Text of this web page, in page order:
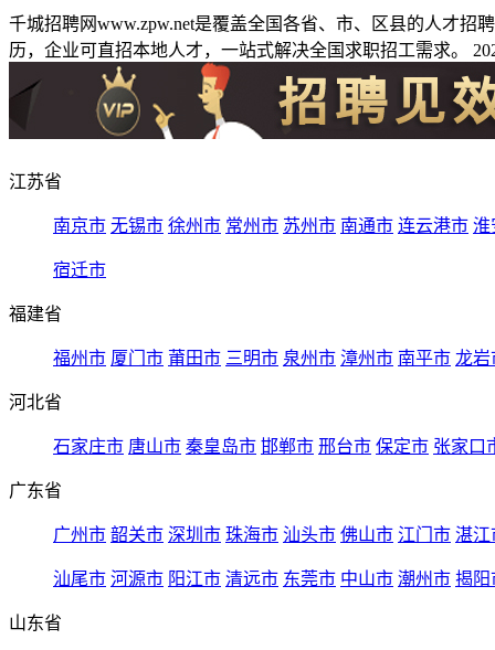
千城招聘网www.zpw.net是覆盖全国各省、市、区县的人才
历，企业可直招本地人才，一站式解决全国求职招工需求。
江苏省
南京市 无锡市 徐州市 常州市 苏州市 南通市 连云港市 淮
宿迁市
福建省
福州市 厦门市 莆田市 三明市 泉州市 漳州市 南平市 龙岩
河北省
石家庄市 唐山市 秦皇岛市 邯郸市 邢台市 保定市 张家口
广东省
广州市 韶关市 深圳市 珠海市 汕头市 佛山市 江门市 湛江
汕尾市 河源市 阳江市 清远市 东莞市 中山市 潮州市 揭阳
山东省